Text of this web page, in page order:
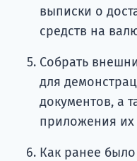
выписки о
средств на
Собрать
для
документов, а
приложения их
Как ранее